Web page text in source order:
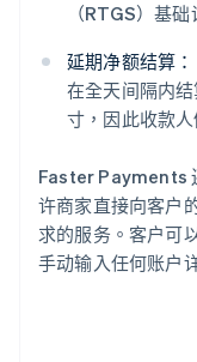
（RTGS）基
延期净额结算：
在全天间隔内
寸，因此收款
Faster Payments
许商家直接向客户
求的服务。客户可
手动输入任何账户